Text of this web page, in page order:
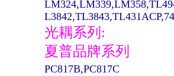
光耦系列:
夏普品牌系列
PC817B,PC817C